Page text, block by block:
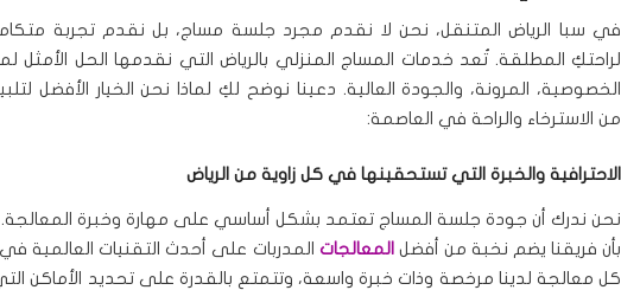
في سبا الرياض المتنقل، نحن لا نقدم مجرد جلسة مساج، بل نقدم تجربة
لراحتكِ المطلقة. تُعد خدمات المساج المنزلي بالرياض التي نقدمها الحل الأمثل
الخصوصية، المرونة، والجودة العالية. دعينا نوضح لكِ لماذا نحن الخيار الأفضل
من الاسترخاء والراحة في العاصمة:
الاحترافية والخبرة التي تستحقينها في كل زاوية من الرياض
نحن ندرك أن جودة جلسة المساج تعتمد بشكل أساسي على مهارة وخبرة المعالجة.
بأن فريقنا يضم نخبة من أفضل المعالجات المدربات على أحدث التقنيات العالمية
كل معالجة لدينا مرخصة وذات خبرة واسعة، وتتمتع بالقدرة على تحديد الأماكن